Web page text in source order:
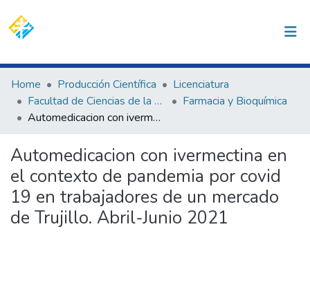
(current)
Communities & Collections
All of DSpace
Home Producción Científica
Licenciatura
Facultad de Ciencias de la Salud
Farmacia y Bioquímica
Automedicacion con ivermectina en el contexto de pandemia por covid 19 en trabajadores de un mercado de Trujillo. Abril-Junio 2021
Automedicacion con ivermectina en
el contexto de pandemia por covid
19 en trabajadores de un mercado
de Trujillo. Abril-Junio 2021